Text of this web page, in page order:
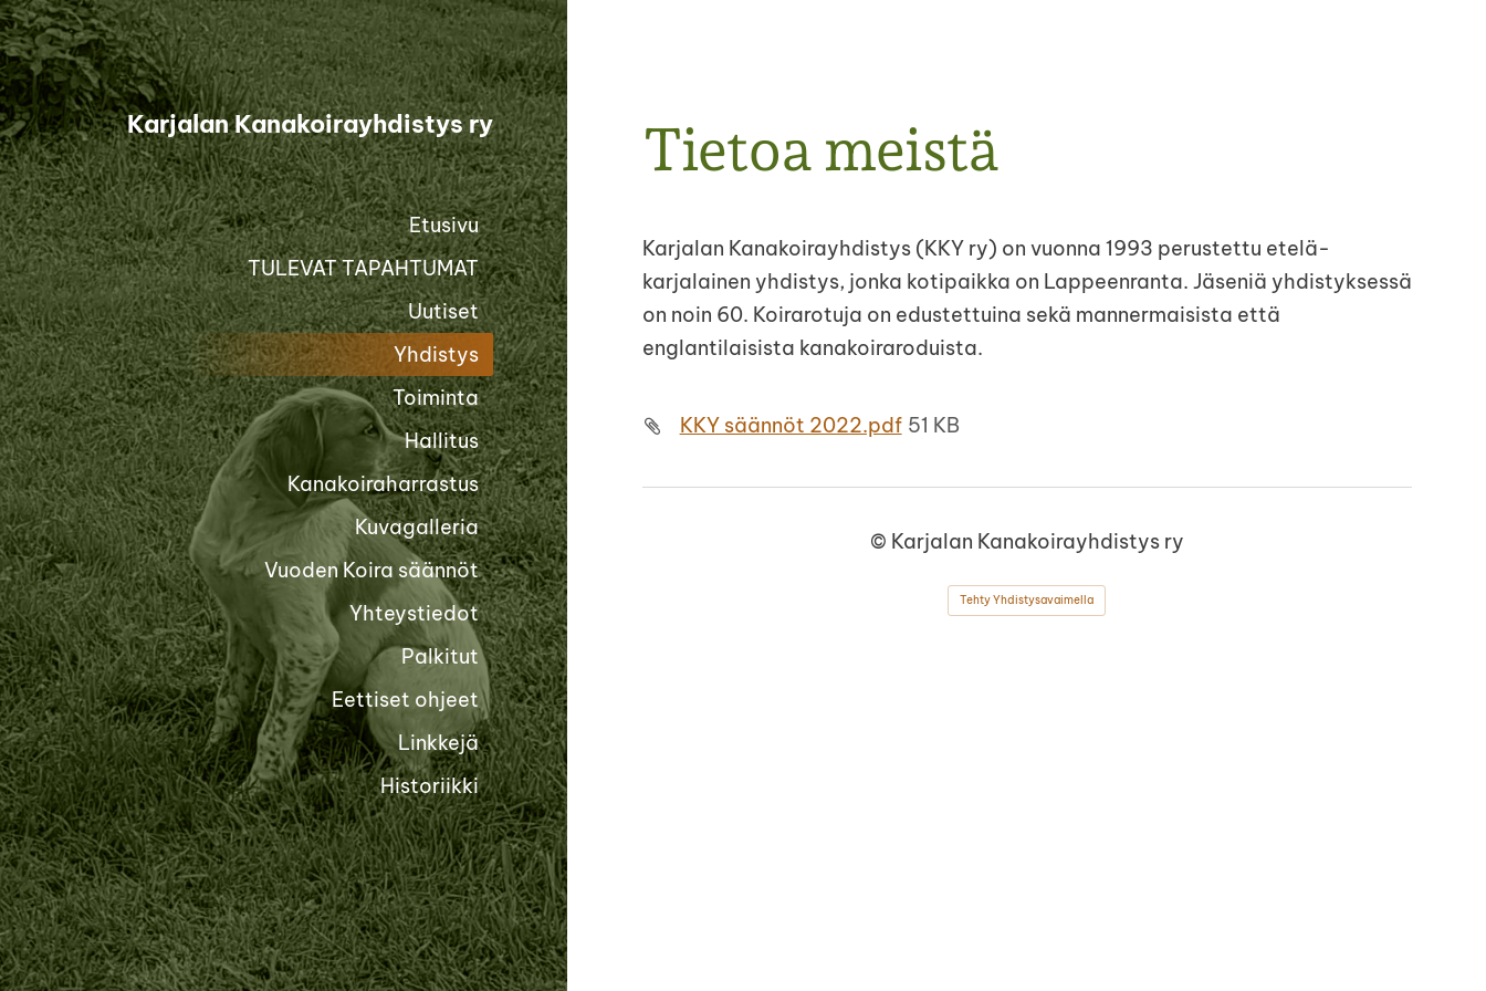
Siirry
sivun
sisältöön
Karjalan Kanakoirayhdistys ry
Etusivu
TULEVAT TAPAHTUMAT
Uutiset
Yhdistys
Toiminta
Hallitus
Kanakoiraharrastus
Kuvagalleria
Vuoden Koira säännöt
Yhteystiedot
Palkitut
Eettiset ohjeet
Linkkejä
Historiikki
Tietoa meistä
Karjalan Kanakoirayhdistys (KKY ry) on vuonna 1993 perustettu etelä-
karjalainen yhdistys, jonka kotipaikka on Lappeenranta. Jäseniä yhdistyksessä
on noin 60. Koirarotuja on edustettuina sekä mannermaisista että
englantilaisista kanakoiraroduista.
KKY säännöt 2022.pdf 51 KB
© Karjalan Kanakoirayhdistys ry
Tehty Yhdistysavaimella